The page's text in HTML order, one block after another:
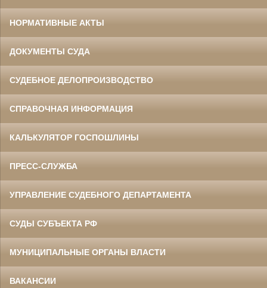
НОРМАТИВНЫЕ АКТЫ
ДОКУМЕНТЫ СУДА
СУДЕБНОЕ ДЕЛОПРОИЗВОДСТВО
СПРАВОЧНАЯ ИНФОРМАЦИЯ
КАЛЬКУЛЯТОР ГОСПОШЛИНЫ
ПРЕСС-СЛУЖБА
УПРАВЛЕНИЕ СУДЕБНОГО ДЕПАРТАМЕНТА
СУДЫ СУБЪЕКТА РФ
МУНИЦИПАЛЬНЫЕ ОРГАНЫ ВЛАСТИ
ВАКАНСИИ